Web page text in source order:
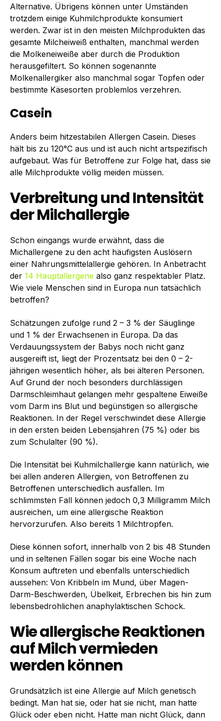
Alternative. Übrigens können unter Umständen
trotzdem einige Kuhmilchprodukte konsumiert
werden. Zwar ist in den meisten Milchprodukten das
gesamte Milcheiweiß enthalten, manchmal werden
die Molkeneiweiße aber durch die Produktion
herausgefiltert. So können sogenannte
Molkenallergiker also manchmal sogar Topfen oder
bestimmte Käsesorten problemlos verzehren.
Casein
Anders beim hitzestabilen Allergen Casein. Dieses
hält bis zu 120°C aus und ist auch nicht artspezifisch
aufgebaut. Was für Betroffene zur Folge hat, dass sie
alle Milchprodukte völlig meiden müssen.
Verbreitung und Intensität
der Milchallergie
Schon eingangs wurde erwähnt, dass die
Michallergene zu den acht häufigsten Auslösern
einer Nahrungsmittelallergie gehören. In Anbetracht
der 14 Hauptallergene also ganz respektabler Platz.
Wie viele Menschen sind in Europa nun tatsächlich
betroffen?
Schätzungen zufolge rund 2 – 3 % der Säuglinge
und 1 % der Erwachsenen in Europa. Da das
Verdauungssystem der Babys noch nicht ganz
ausgereift ist, liegt der Prozentsatz bei den 0 – 2-
jährigen wesentlich höher, als bei älteren Personen.
Auf Grund der noch besonders durchlässigen
Darmschleimhaut gelangen mehr gespaltene Eiweiße
vom Darm ins Blut und begünstigen so allergische
Reaktionen. In der Regel verschwindet diese Allergie
in den ersten beiden Lebensjahren (75 %) oder bis
zum Schulalter (90 %).
Die Intensität bei Kuhmilchallergie kann natürlich, wie
bei allen anderen Allergien, von Betroffenen zu
Betroffenen unterschiedlich ausfallen. Im
schlimmsten Fall können jedoch 0,3 Milligramm Milch
ausreichen, um eine allergische Reaktion
hervorzurufen. Also bereits 1 Milchtropfen.
Diese können sofort, innerhalb von 2 bis 48 Stunden
und in seltenen Fällen sogar bis eine Woche nach
Konsum auftreten und ebenfalls unterschiedlich
aussehen: Von Kribbeln im Mund, über Magen-
Darm-Beschwerden, Übelkeit, Erbrechen bis hin zum
lebensbedrohlichen anaphylaktischen Schock.
Wie allergische Reaktionen
auf Milch vermieden
werden können
Grundsätzlich ist eine Allergie auf Milch genetisch
bedingt. Man hat sie, oder hat sie nicht, man hatte
Glück oder eben nicht. Hatte man nicht Glück, dann